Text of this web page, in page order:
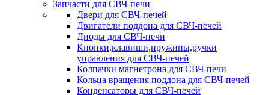
Запчасти для СВЧ-печи
Двери для СВЧ-печей
Двигатели поддона для СВЧ-печей
Диоды для СВЧ-печи
Кнопки,клавиши,пружины,ручки
управления для СВЧ-печей
Колпачки магнетрона для СВЧ-печи
Кольца вращения поддона для СВЧ-печей
Конденсаторы для СВЧ-печей